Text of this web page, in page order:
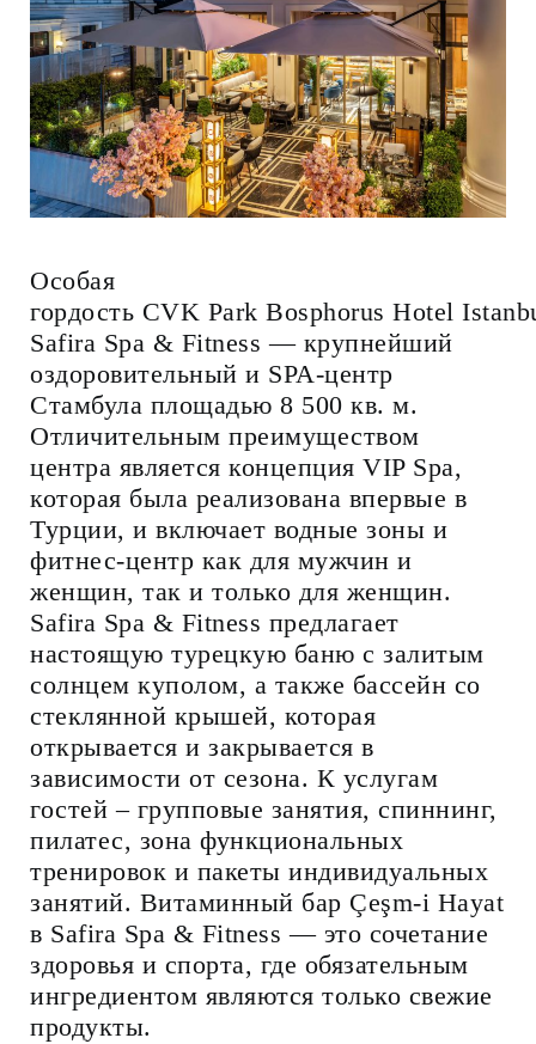
Особая
гордость CVK Park Bosphorus Hotel
Safira Spa & Fitness — крупнейший
оздоровительный и SPA-центр
Стамбула площадью 8 500 кв. м.
Отличительным преимуществом
центра является концепция VIP Spa,
которая была реализована впервые в
Турции, и включает водные зоны и
фитнес-центр как для мужчин и
женщин, так и только для женщин.
Safira Spa & Fitness предлагает
настоящую турецкую баню с залитым
солнцем куполом, а также бассейн со
стеклянной крышей, которая
открывается и закрывается в
зависимости от сезона. К услугам
гостей – групповые занятия, спиннинг,
пилатес, зона функциональных
тренировок и пакеты индивидуальных
занятий. Витаминный бар Çeşm-i Hayat
в Safira Spa & Fitness — это сочетание
здоровья и спорта, где обязательным
ингредиентом являются только свежие
продукты.